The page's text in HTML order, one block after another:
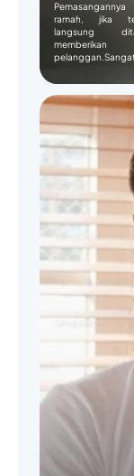
ramah, jika
langsung